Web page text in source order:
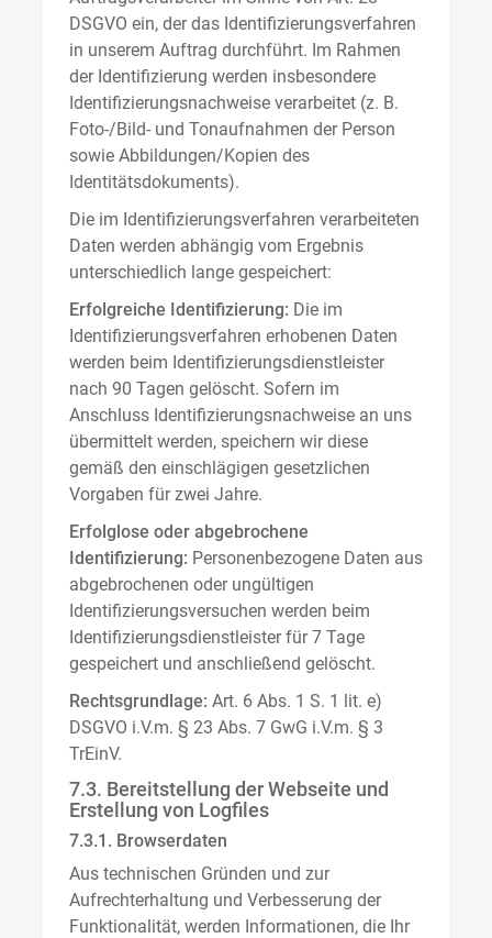
DSGVO ein, der das Identifizierungsverfahren
in unserem Auftrag durchführt. Im Rahmen
der Identifizierung werden insbesondere
Identifizierungsnachweise verarbeitet (z. B.
Foto-/Bild- und Tonaufnahmen der Person
sowie Abbildungen/Kopien des
Identitätsdokuments).
Die im Identifizierungsverfahren verarbeiteten
Daten werden abhängig vom Ergebnis
unterschiedlich lange gespeichert:
Erfolgreiche Identifizierung: Die im
Identifizierungsverfahren erhobenen Daten
werden beim Identifizierungsdienstleister
nach 90 Tagen gelöscht. Sofern im
Anschluss Identifizierungsnachweise an uns
übermittelt werden, speichern wir diese
gemäß den einschlägigen gesetzlichen
Vorgaben für zwei Jahre.
Erfolglose oder abgebrochene
Identifizierung: Personenbezogene Daten aus
abgebrochenen oder ungültigen
Identifizierungsversuchen werden beim
Identifizierungsdienstleister für 7 Tage
gespeichert und anschließend gelöscht.
Rechtsgrundlage: Art. 6 Abs. 1 S. 1 lit. e)
DSGVO i.V.m. § 23 Abs. 7 GwG i.V.m. § 3
TrEinV.
7.3. Bereitstellung der Webseite und
Erstellung von Logfiles
7.3.1. Browserdaten
Aus technischen Gründen und zur
Aufrechterhaltung und Verbesserung der
Funktionalität, werden Informationen, die Ihr